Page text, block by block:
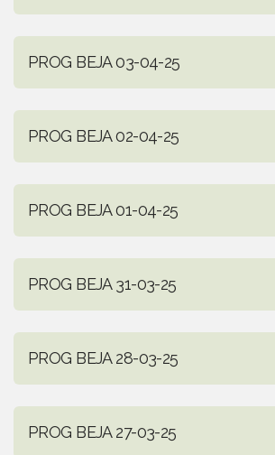
PROG BEJA 03-04-25
PROG BEJA 02-04-25
PROG BEJA 01-04-25
PROG BEJA 31-03-25
PROG BEJA 28-03-25
PROG BEJA 27-03-25